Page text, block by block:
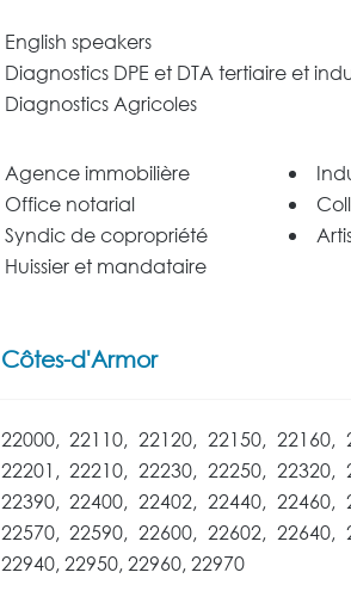
English speakers
Diagnostics DPE et DTA tertiaire et
Diagnostics Agricoles
Agence immobilière
Office notarial
Syndic de copropriété
Huissier et mandataire
Côtes-d'Armor
22000, 22110, 22120, 22150, 22160,
22201, 22210, 22230, 22250, 22320,
22390, 22400, 22402, 22440, 22460,
22570, 22590, 22600, 22602, 22640,
22940, 22950, 22960, 22970